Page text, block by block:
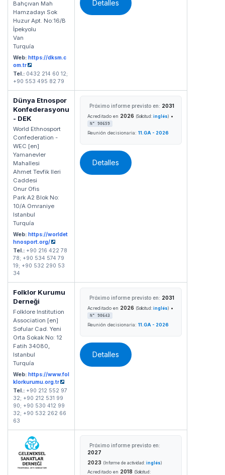
Bahçıvan Mah
Hamzadayı Sok
Huzur Apt. No:16/B
İpekyolu
Van
Turquía
Web: https://dksm.c
om.tr
Tel.: 0432 214 60 12;
+90 553 495 82 79
Detalles
Dünya Etnospor
Konfederasyonu
- DEK
World Ethnosport
Confederation -
WEC [en]
Yamanevler
Mahallesi
Ahmet Tevfik lleri
Caddesi
Onur Ofis
Park A2 Blok No:
10/A Omraniye
Istanbul
Turquía
Web: https://worldet
hnosport.org/
Tel.: +90 216 422 78
78; +90 534 574 79
19; +90 532 290 53
34
Próximo informe previsto en: 2031
Acreditado en 2026 (Solicitud: inglés) •
N° 90659
Reunión decisionaria: 11.GA - 2026
Detalles
Folklor Kurumu
Derneği
Folklore Institution
Association [en]
Sofular Cad. Yeni
Orta Sokak No: 12
Fatih 34080,
Istanbul
Turquía
Web: https://www.fol
klorkurumu.org.tr
Tel.: +90 212 552 97
32; +90 212 531 99
90; +90 530 412 99
32; +90 532 262 66
63
Próximo informe previsto en: 2031
Acreditado en 2026 (Solicitud: inglés) •
N° 90643
Reunión decisionaria: 11.GA - 2026
Detalles
Próximo informe previsto en:
2027
2023 (Informe de actividad: inglés)
Acreditado en 2018 (Solicitud: